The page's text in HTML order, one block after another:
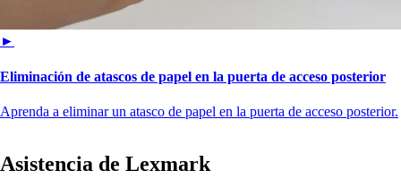
►
Eliminación de atascos de papel en la puerta de acceso posterior
Aprenda a eliminar un atasco de papel en la puerta de acceso posterior.
Asistencia de Lexmark